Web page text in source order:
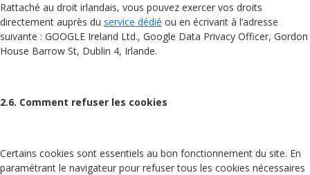
Rattaché au droit irlandais, vous pouvez exercer vos droits
directement auprès du service dédié ou en écrivant à l’adresse
suivante : GOOGLE Ireland Ltd., Google Data Privacy Officer, Gordon
House Barrow St, Dublin 4, Irlande.
2.6. Comment refuser les cookies
Certains cookies sont essentiels au bon fonctionnement du site. En
paramétrant le navigateur pour refuser tous les cookies nécessaires